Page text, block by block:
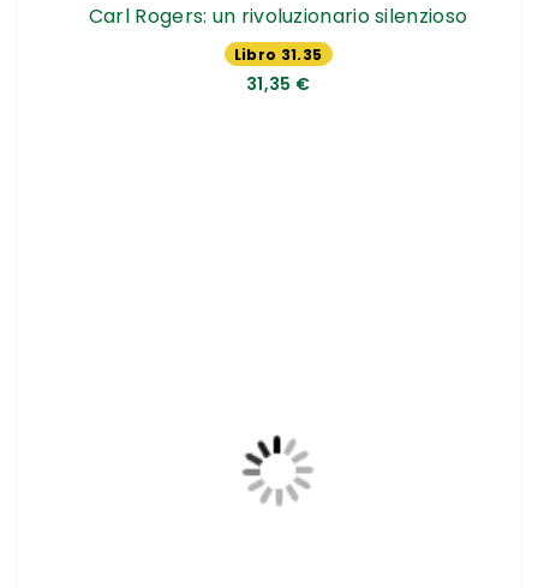
Carl Rogers: un rivoluzionario silenzioso
Libro 31.35
€
31,35 €